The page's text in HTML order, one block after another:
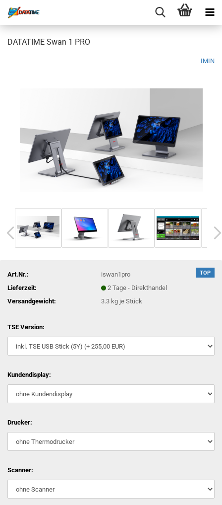
DATATIME Swan 1 PRO
IMIN
TOP
Art.Nr.:
iswan1pro
Lieferzeit:
2 Tage - Direkthandel
Versandgewicht:
3.3 kg je Stück
TSE Version:
Kundendisplay:
Drucker:
Scanner: